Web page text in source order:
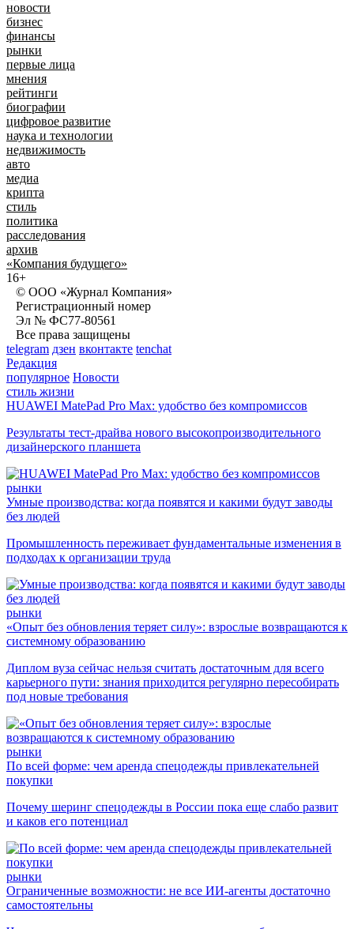
новости
бизнес
финансы
рынки
первые лица
мнения
рейтинги
биографии
цифровое развитие
наука и технологии
недвижимость
авто
медиа
крипта
стиль
политика
расследования
архив
«Компания будущего»
16+
© ООО «Журнал Компания»
Регистрационный номер
Эл № ФС77-80561
Все права защищены
telegram дзен вконтакте tenchat
Редакция
популярное Новости
стиль жизни
HUAWEI MatePad Pro Max: удобство без компромиссов
Результаты тест-драйва нового высокопроизводительного
дизайнерского планшета
рынки
Умные производства: когда появятся и какими будут заводы
без людей
Промышленность переживает фундаментальные изменения в
подходах к организации труда
рынки
«Опыт без обновления теряет силу»: взрослые возвращаются к
системному образованию
Диплом вуза сейчас нельзя считать достаточным для всего
карьерного пути: знания приходится регулярно пересобирать
под новые требования
рынки
По всей форме: чем аренда спецодежды привлекательней
покупки
Почему шеринг спецодежды в России пока еще слабо развит
и каков его потенциал
рынки
Ограниченные возможности: не все ИИ-агенты достаточно
самостоятельны